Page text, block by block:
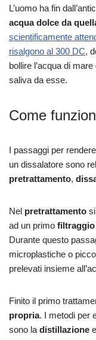
L’uomo ha fin
acqua dolce da
scientificamente
risalgono al 300 DC,
bollire l’acqua di
saliva da esse.
Come
I passaggi per
un dissalatore sono
pretrattamento,
Nel pretrattamento
ad un primo filtraggio
Durante questo
microplastiche o
prelevati insieme
Finito il primo
propria. I metodi per
sono la distillazione